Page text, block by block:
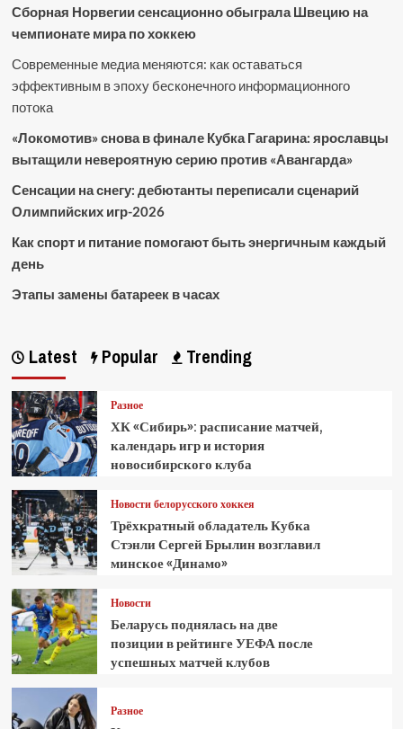
Сборная Норвегии сенсационно обыграла Швецию на
чемпионате мира по хоккею
Современные медиа меняются: как оставаться
эффективным в эпоху бесконечного информационного
потока
«Локомотив» снова в финале Кубка Гагарина: ярославцы
вытащили невероятную серию против «Авангарда»
Сенсации на снегу: дебютанты переписали сценарий
Олимпийских игр-2026
Как спорт и питание помогают быть энергичным каждый
день
Этапы замены батареек в часах
Latest Popular Trending
Разное
ХК «Сибирь»: расписание матчей,
календарь игр и история
новосибирского клуба
Новости белорусского хоккея
Трёхкратный обладатель Кубка
Стэнли Сергей Брылин возглавил
минское «Динамо»
Новости
Беларусь поднялась на две
позиции в рейтинге УЕФА после
успешных матчей клубов
Разное